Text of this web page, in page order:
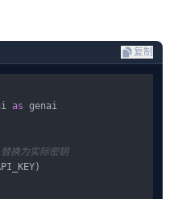
复制
as genai
换为实际密钥